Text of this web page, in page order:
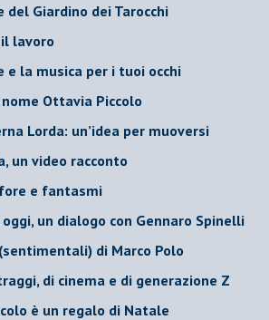
del Giardino dei Tarocchi
lavoro
e la musica per i tuoi occhi
nome Ottavia Piccolo
Lorda: un’idea per muoversi
un video racconto
e fantasmi
un dialogo con Gennaro Spinelli
di Marco Polo
di cinema e di generazione Z
è un regalo di Natale